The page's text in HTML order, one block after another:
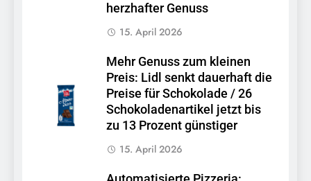
herzhafter Genuss
15. April 2026
Mehr Genuss zum kleinen
Preis: Lidl senkt dauerhaft die
Preise für Schokolade / 26
Schokoladenartikel jetzt bis
zu 13 Prozent günstiger
15. April 2026